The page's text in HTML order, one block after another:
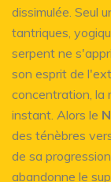
dissimulée. Seul
tantriques,
serpent ne
son esprit de
concentration, la
instant. Alors le
des ténèbres
de sa
abandonne le